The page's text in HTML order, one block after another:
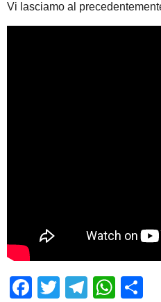
Vi lasciamo al
Facebook
Twitter